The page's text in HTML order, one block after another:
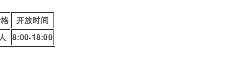
开放时间
8:00-18:00